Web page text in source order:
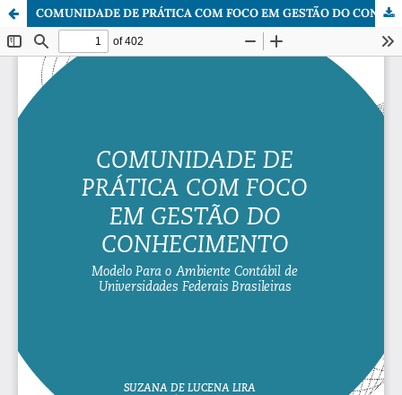
COMUNIDADE DE PRÁTICA COM FOCO EM GESTÃO DO CONHECIMENTO.pdf